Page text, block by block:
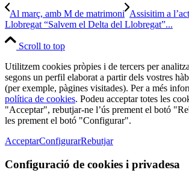
Al març, amb M de matrimoni Assisitim a
Llobregat “Salvem el Delta del Llobregat”...
Scroll to top
Utilitzem cookies pròpies i de tercers per
segons un perfil elaborat a partir dels vostres
(per exemple, pàgines visitades). Per a més
política de cookies. Podeu acceptar totes les
"Acceptar", rebutjar-ne l’ús prement el botó
les prement el botó "Configurar".
AcceptarConfigurarRebutjar
Configuració de cookies i privadesa